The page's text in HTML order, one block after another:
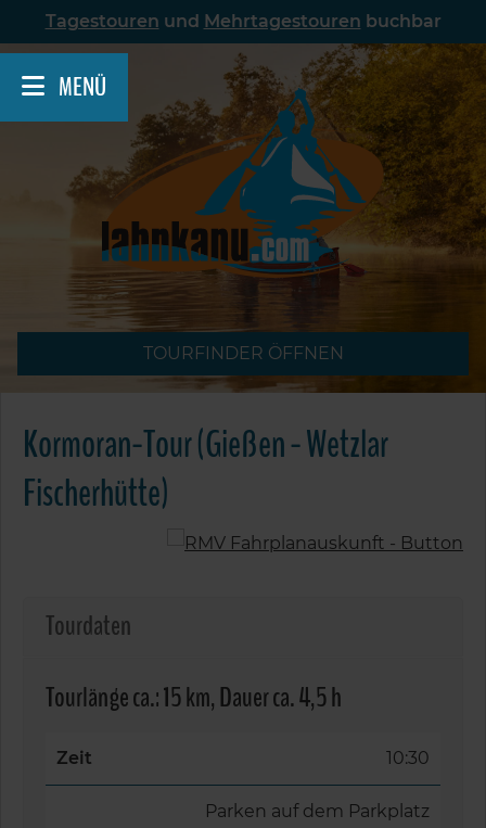
to
content
Tagestouren und Mehrtagestouren buchbar
TOURFINDER ÖFFNEN
Kormoran-Tour (Gießen - Wetzlar
Fischerhütte)
Tourdaten
Tourlänge ca.: 15 km, Dauer ca. 4,5 h
Zeit 10:30
Parken auf dem Parkplatz
MENÜ